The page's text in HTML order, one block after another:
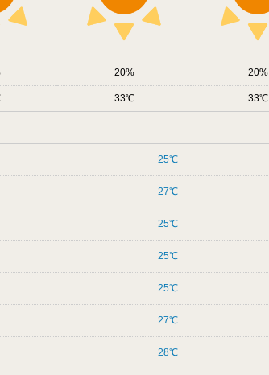
20 20
33 33
25
27
25
25
25
27
28